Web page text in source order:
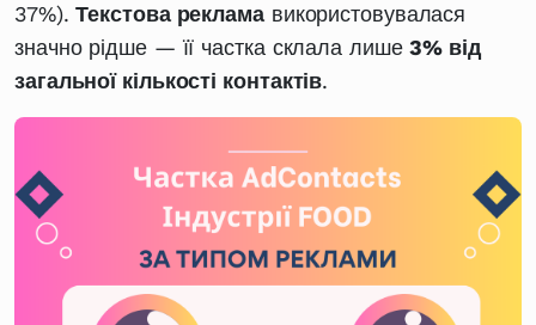
37%).Текстова рекламавикористовувалася
значно рідше — її частка склала лише3% від
загальної кількості контактів.